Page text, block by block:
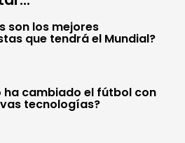
son los mejores
que tendrá el Mundial?
ha cambiado el fútbol con
tecnologías?